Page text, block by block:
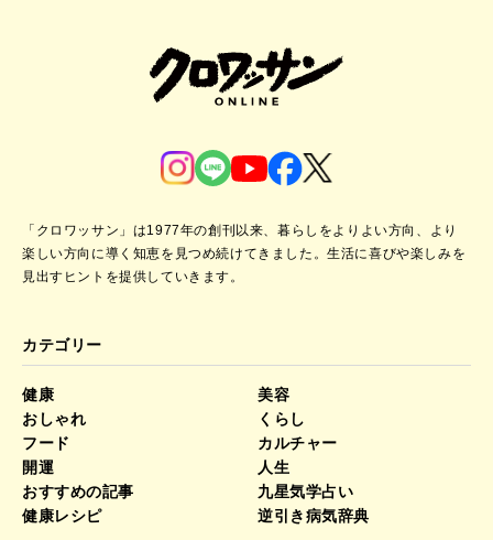
「クロワッサン」は1977年の創刊以来、暮らしをよりよい方向、より
楽しい方向に導く知恵を見つめ続けてきました。生活に喜びや楽しみを
見出すヒントを提供していきます。
カテゴリー
健康
美容
おしゃれ
くらし
フード
カルチャー
開運
人生
おすすめの記事
九星気学占い
健康レシピ
逆引き病気辞典